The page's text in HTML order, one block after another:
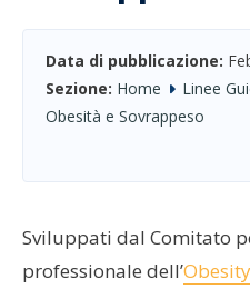
Data di pubblicazione:
Sezione: Home
Linee
Obesità e Sovrappeso
Sviluppati dal Comitato
professionale dell’